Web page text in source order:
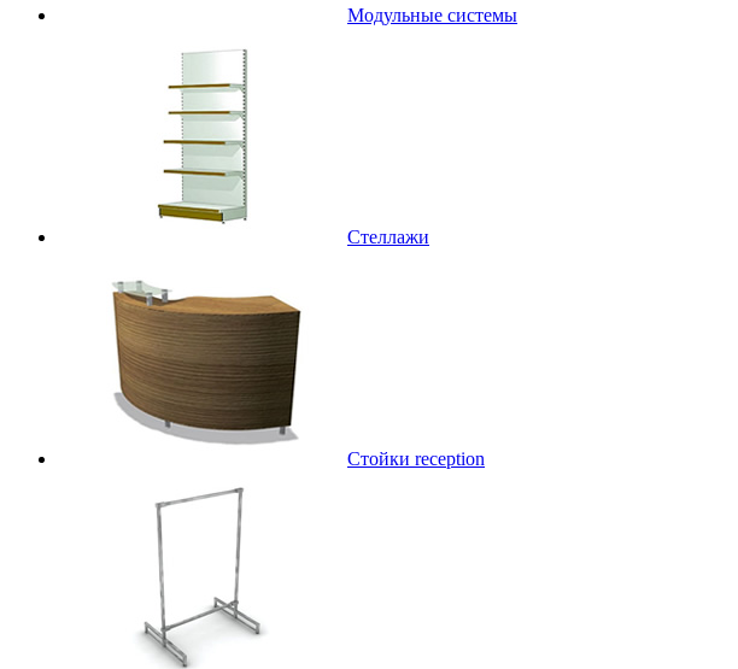
Модульные системы
Стеллажи
Стойки reception